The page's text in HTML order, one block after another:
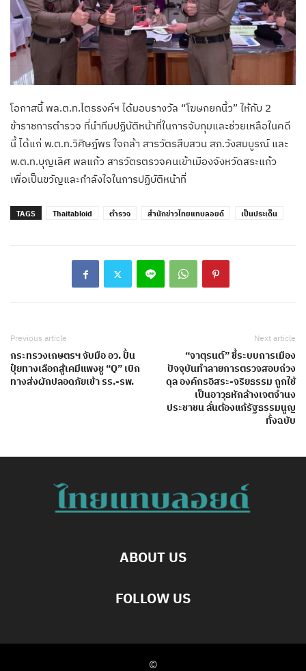
โอกาสนี้ พล.ต.ท.ไตรรงค์ฯ ได้มอบรางวัล “โฆษกยกนิ้ว” ให้กับ 2
ข้าราชการตำรวจ ที่นำทีมปฏิบัติหน้าที่ในการจับกุมและช่วยเหลือในคดี
นี้ ได้แก่ พ.ต.ท.วิศิษฎ์พร ใจกล้า สารวัตรสืบสวน สภ.วังสมบูรณ์ และ
พ.ต.ท.บุญเลิศ พลแก้ว สารวัตรตรวจคนเข้าเมืองจังหวัดสระแก้ว
เพื่อเป็นขวัญและกำลังใจในการปฏิบัติหน้าที่
TAGS Thaitabloid ตำรวจ สำนักข่าวไทยแทบลอยด์ เป็นประเด็น
Previous article
กระทรวงเกษตรฯ จับมือ อว. ปั้น
ปุ๋ยทางเลือกสู้เคมีแพงชู “Q” เบิก
ทางส่งผักปลอดภัยเข้า รร.-รพ.
Next article
“จาตุรนต์” ชี้ระบบการเมือง
ปัจจุบันทำลายการตรวจสอบถ่วง
ดุล องค์กรอิสระ-จริยธรรม ถูกใช้
เป็นอาวุธหักล้างเจตจำนง
ประชาชน ลั่นต้องแก้รัฐธรรมนูญ
ทั้งฉบับ
ABOUT US
FOLLOW US
©